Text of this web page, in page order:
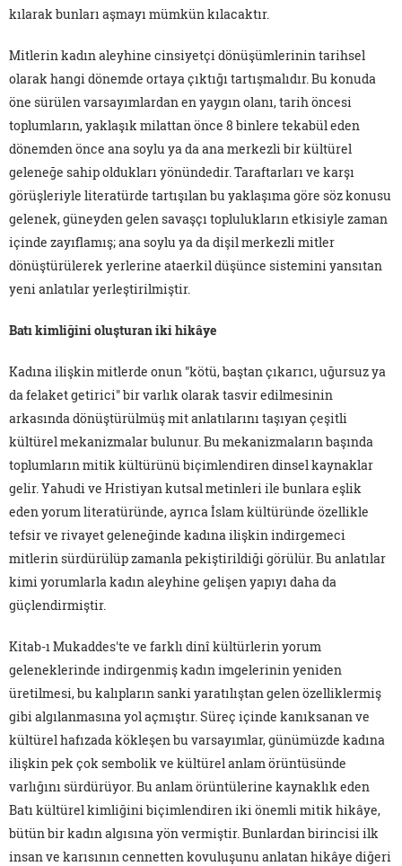
kılarak bunları aşmayı mümkün kılacaktır.
Mitlerin kadın aleyhine cinsiyetçi dönüşümlerinin tarihsel
olarak hangi dönemde ortaya çıktığı tartışmalıdır. Bu konuda
öne sürülen varsayımlardan en yaygın olanı, tarih öncesi
toplumların, yaklaşık milattan önce 8 binlere tekabül eden
dönemden önce ana soylu ya da ana merkezli bir kültürel
geleneğe sahip oldukları yönündedir. Taraftarları ve karşı
görüşleriyle literatürde tartışılan bu yaklaşıma göre söz konusu
gelenek, güneyden gelen savaşçı toplulukların etkisiyle zaman
içinde zayıflamış; ana soylu ya da dişil merkezli mitler
dönüştürülerek yerlerine ataerkil düşünce sistemini yansıtan
yeni anlatılar yerleştirilmiştir.
Batı kimliğini oluşturan iki hikâye
Kadına ilişkin mitlerde onun "kötü, baştan çıkarıcı, uğursuz ya
da felaket getirici" bir varlık olarak tasvir edilmesinin
arkasında dönüştürülmüş mit anlatılarını taşıyan çeşitli
kültürel mekanizmalar bulunur. Bu mekanizmaların başında
toplumların mitik kültürünü biçimlendiren dinsel kaynaklar
gelir. Yahudi ve Hristiyan kutsal metinleri ile bunlara eşlik
eden yorum literatüründe, ayrıca İslam kültüründe özellikle
tefsir ve rivayet geleneğinde kadına ilişkin indirgemeci
mitlerin sürdürülüp zamanla pekiştirildiği görülür. Bu anlatılar
kimi yorumlarla kadın aleyhine gelişen yapıyı daha da
güçlendirmiştir.
Kitab-ı Mukaddes'te ve farklı dinî kültürlerin yorum
geleneklerinde indirgenmiş kadın imgelerinin yeniden
üretilmesi, bu kalıpların sanki yaratılıştan gelen özelliklermiş
gibi algılanmasına yol açmıştır. Süreç içinde kanıksanan ve
kültürel hafızada kökleşen bu varsayımlar, günümüzde kadına
ilişkin pek çok sembolik ve kültürel anlam örüntüsünde
varlığını sürdürüyor. Bu anlam örüntülerine kaynaklık eden
Batı kültürel kimliğini biçimlendiren iki önemli mitik hikâye,
bütün bir kadın algısına yön vermiştir. Bunlardan birincisi ilk
insan ve karısının cennetten kovuluşunu anlatan hikâye diğeri